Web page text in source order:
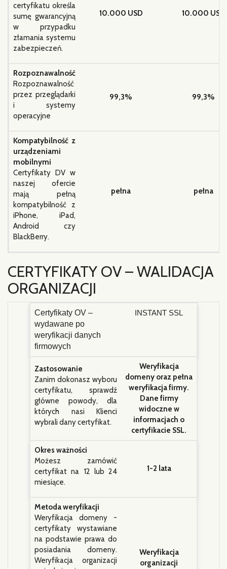
certyfikatu określa
sumę gwarancyjną
w przypadku
złamania systemu
zabezpieczeń.
10.000 USD 10.000 USD
Rozpoznawalność
Rozpoznawalność
przez przeglądarki
i systemy
operacyjne
99,3% 99,3%
Kompatybilność z
urządzeniami
mobilnymi
Certyfikaty DV w
naszej ofercie
mają pełną
kompatybilność z
iPhone, iPad,
Android czy
BlackBerry.
pełna pełna
CERTYFIKATY OV – WALIDACJA
ORGANIZACJI
Certyfikaty OV –
wydawane po
weryfikacji danych
firmowych
INSTANT SSL
Zastosowanie
Zanim dokonasz wyboru
certyfikatu, sprawdź
główne powody, dla
których nasi Klienci
wybrali dany certyfikat.
Weryfikacja
domeny oraz pełna
weryfikacja firmy.
Dane firmy
widoczne w
informacjach o
certyfikacie SSL.
Okres ważności
Możesz zamówić
certyfikat na 12 lub 24
miesiące.
1-2 lata
Metoda weryfikacji
Weryfikacja domeny -
certyfikaty wystawiane
na podstawie prawa do
posiadania domeny.
Weryfikacja organizacji
Weryfikacja
organizacji